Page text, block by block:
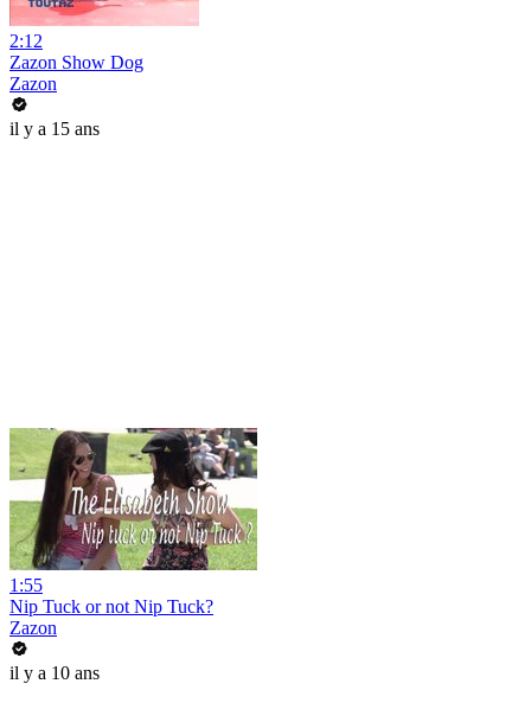
2:12
Zazon Show Dog
Zazon
il y a 15 ans
1:55
Nip Tuck or not Nip Tuck?
Zazon
il y a 10 ans